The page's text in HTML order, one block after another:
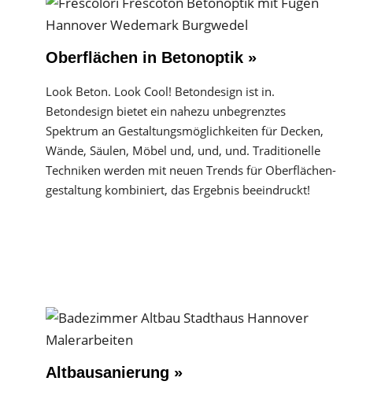
Oberflächen in Betonoptik »
Look Beton. Look Cool! Betondesign ist in.
Betondesign bietet ein nahezu unbegrenztes
Spektrum an Gestaltungs­möglichkeiten für Decken,
Wände, Säulen, Möbel und, und, und. Traditionelle
Techniken werden mit neuen Trends für Oberflächen­
gestaltung kombiniert, das Ergebnis beeindruckt!
Altbausanierung »